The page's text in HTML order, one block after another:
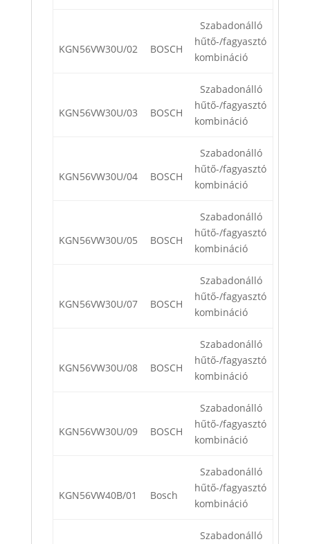
KGN56VW30U/02 BOSCH
Szabadonálló
hűtő-/fagyasztó
kombináció
KGN56VW30U/03 BOSCH
Szabadonálló
hűtő-/fagyasztó
kombináció
KGN56VW30U/04 BOSCH
Szabadonálló
hűtő-/fagyasztó
kombináció
KGN56VW30U/05 BOSCH
Szabadonálló
hűtő-/fagyasztó
kombináció
KGN56VW30U/07 BOSCH
Szabadonálló
hűtő-/fagyasztó
kombináció
KGN56VW30U/08 BOSCH
Szabadonálló
hűtő-/fagyasztó
kombináció
KGN56VW30U/09 BOSCH
Szabadonálló
hűtő-/fagyasztó
kombináció
KGN56VW40B/01 Bosch
Szabadonálló
hűtő-/fagyasztó
kombináció
Szabadonálló